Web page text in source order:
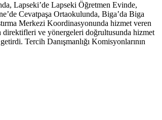
Lapseki’de Lapseki Öğretmen Evinde,
Cevatpaşa Ortaokulunda, Biga’da Biga
Merkezi Koordinasyonunda hizmet veren
direktifleri ve yönergeleri doğrultusunda hizmet
Tercih Danışmanlığı Komisyonlarının